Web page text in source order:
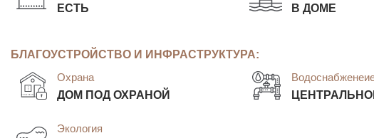
ЕСТЬ В ДОМЕ
БЛАГОУСТРОЙСТВО И ИНФРАСТРУКТУРА:
Охрана
ДОМ ПОД ОХРАНОЙ
Экология